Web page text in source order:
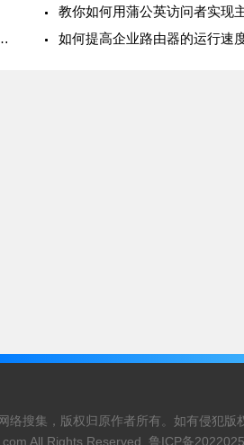
教你如何用蒲公英访问者实现
英异地组网：极客的不二选择
如何提高企业路由器的运行速
络搜集，版权归原作者所有。如有侵犯版
All Rights Reserved. 鲁ICP备